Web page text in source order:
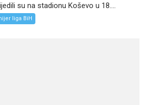
su na stadionu Koševo u 18....
liga BiH